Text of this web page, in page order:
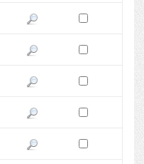
Pokaż podgląd wersji z dnia
Zaznacz wersję do
Pokaż podgląd wersji z dnia
Zaznacz wersję do
Pokaż podgląd wersji z dnia
Zaznacz wersję do
Pokaż podgląd wersji z dnia
Zaznacz wersję do
Pokaż podgląd wersji z dnia
Zaznacz wersję do